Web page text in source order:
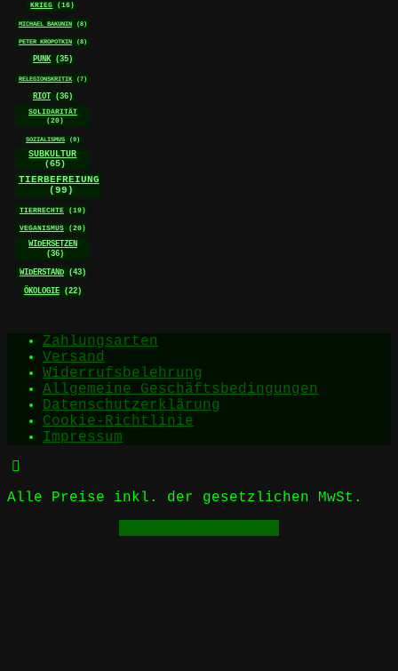
KRIEG (16)
MICHAEL BAKUNIN (8)
PETER KROPOTKIN (8)
PUNK (35)
RELEGIONSKRITIK (7)
RIOT (36)
SOLIDARITÄT
(20)
SOZIALISMUS (9)
SUBKULTUR
(65)
TIERBEFREIUNG
(99)
TIERRECHTE (19)
VEGANISMUS (20)
WIDERSETZEN
(36)
WIDERSTAND (43)
ÖKOLOGIE (22)
Zahlungsarten
Versand
Widerrufsbelehrung
Allgemeine Geschäftsbedingungen
Datenschutzerklärung
Cookie-Richtlinie
Impressum
Alle Preise inkl. der gesetzlichen MwSt.